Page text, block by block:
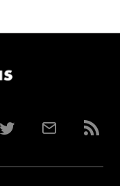
TwitterCorreoRSS